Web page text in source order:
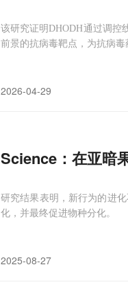
该研究证明DHODH通过调控
前景的抗病毒靶点，为抗病毒
2026-04-29
Science：在亚暗
研究结果表明，新行为的进
化，并最终促进物种分化。
2025-08-27